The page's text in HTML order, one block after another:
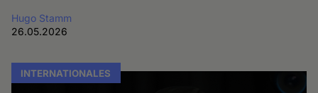
Hugo Stamm
26.05.2026
INTERNATIONALES